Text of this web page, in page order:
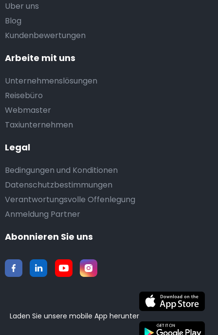
Uber uns
Blog
Kundenbewertungen
Arbeite mit uns
Unternehmenslösungen
Reisebüro
Webmaster
Taxiunternehmen
Legal
Bedingungen und Konditionen
Datenschutzbestimmungen
Verantwortungsvolle Offenlegung
Anmeldung Partner
Abonnieren Sie uns
Laden Sie unsere mobile App herunter